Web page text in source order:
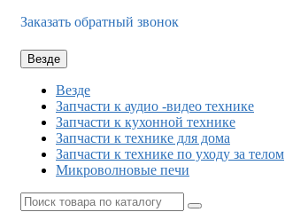
Заказать обратный звонок
Везде
Везде
Запчасти к аудио -видео технике
Запчасти к кухонной технике
Запчасти к технике для дома
Запчасти к технике по уходу за телом
Микроволновые печи